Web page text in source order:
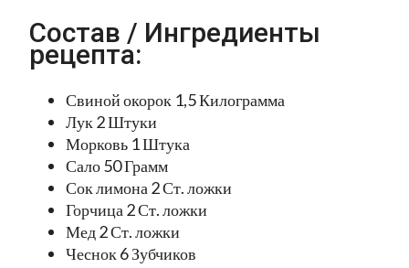
Состав / Ингредиенты
рецепта:
Свиной окорок 1,5 Килограмма
Лук 2 Штуки
Морковь 1 Штука
Сало 50 Грамм
Сок лимона 2 Ст. ложки
Горчица 2 Ст. ложки
Мед 2 Ст. ложки
Чеснок 6 Зубчиков